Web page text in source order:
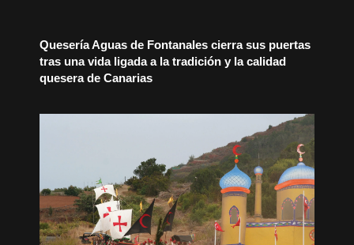
Quesería Aguas de Fontanales cierra sus puertas
tras una vida ligada a la tradición y la calidad
quesera de Canarias